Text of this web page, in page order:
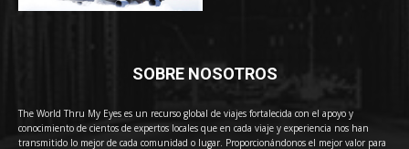
SOBRE NOSOTROS
The World Thru My Eyes es un recurso global de viajes fortalecida con el apoyo y
conocimiento de cientos de expertos locales que en cada viaje y experiencia nos han
transmitido lo mejor de cada comunidad o lugar. Proporcionándonos el mejor valor para